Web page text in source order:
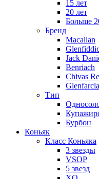
15 лет
20 лет
Больше
Бренд
Macallan
Jack
Benriach
Chivas
Тип
Бурбон
Коньяк
Класс Коньяка
3 звезды
VSOP
5 звезд